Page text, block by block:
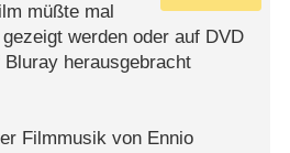
müßte mal
werden oder auf DVD
herausgebracht
Filmmusik von Ennio